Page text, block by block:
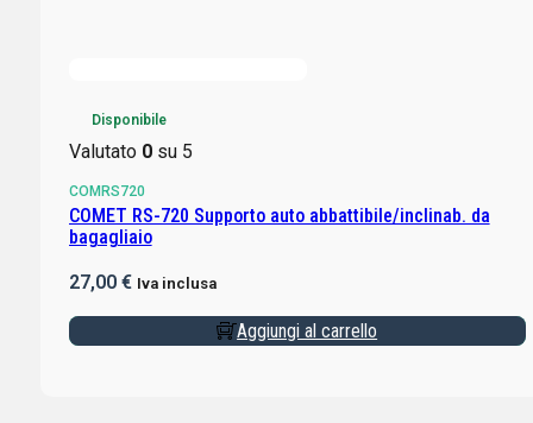
Disponibile
Valutato 0su 5
COMRS720
COMET RS-720 Supporto auto abbattibile/inclinab. da
bagagliaio
27,00 € Iva inclusa
Aggiungi al carrello